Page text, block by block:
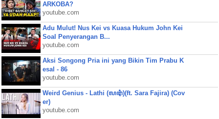
ARKOBA?
youtube.com
Adu Mulut! Nus Kei vs Kuasa Hukum John Kei
Soal Penyerangan B...
youtube.com
Aksi Songong Pria ini yang Bikin Tim Prabu K
esal - 86
youtube.com
Weird Genius - Lathi (ꦭꦛꦶ)(ft. Sara Fajira) (Cov
er)
youtube.com